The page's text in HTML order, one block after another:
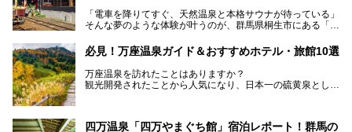
今回はそんな「亀の井ホテル 草津リゾート」を徹底レポー
───
提供元：アイコニア・ホスピタリティ株式会社【PR】
この記事は亀の井ホテル 草津リゾートのPR記事です。
「電車を降りてすぐ、天然温泉と本格サウナが待っている」
そんな夢のような体験が叶うのが、群馬県桐生市にある「駅
日帰り温泉の「水沼の湯」と宿泊もできる「サウナの森」、
２つのエリアがあります。
今回は、その中でも特にユニークな駅直結の「水沼の湯」の
魅力に焦点を当て、温泉好き、サウナー、そして電車旅好き
必見！万座温泉ガイド＆おすすめホテル・旅館10選
万座温泉を訪れたことはありますか？
観光開発されたことから人気になり、日本一の硫黄泉として
も多いかもしれません。
四万温泉「四万やまぐち館」宿泊レポート！群馬の